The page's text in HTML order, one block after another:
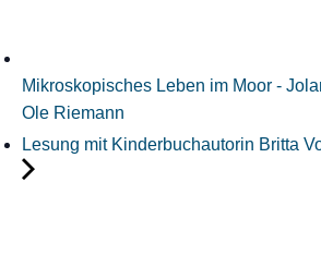
Mikroskopisches Leben im Moor -
Ole Riemann
Lesung mit Kinderbuchautorin Britta